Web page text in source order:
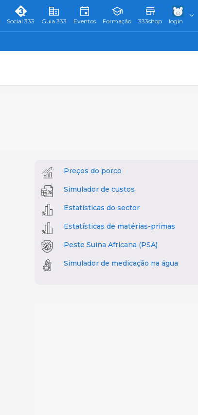
Social 333 Guia 333 Eventos Formação 333shop login
Preços do porco
Simulador de custos
Estatísticas do sector
Estatísticas de matérias-primas
Peste Suína Africana (PSA)
Simulador de medicação na água